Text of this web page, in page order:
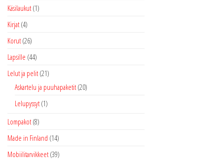
Käsilaukut (1)
Kirjat (4)
Korut (26)
Lapsille (44)
Lelut ja pelit (21)
Askartelu ja puuhapaketit (20)
Lelupyssyt (1)
Lompakot (8)
Made in Finland (14)
Mobiilitarvikkeet (39)